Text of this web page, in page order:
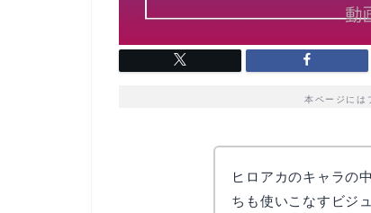
本ページには
ヒロアカのキャラの
ちも使いこなすビジ